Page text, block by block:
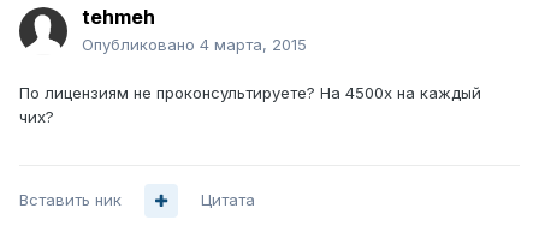
tehmeh
Опубликовано 4 марта, 2015
По лицензиям не проконсультируете? На 4500х на каждый
чих?
Вставить ник Цитата